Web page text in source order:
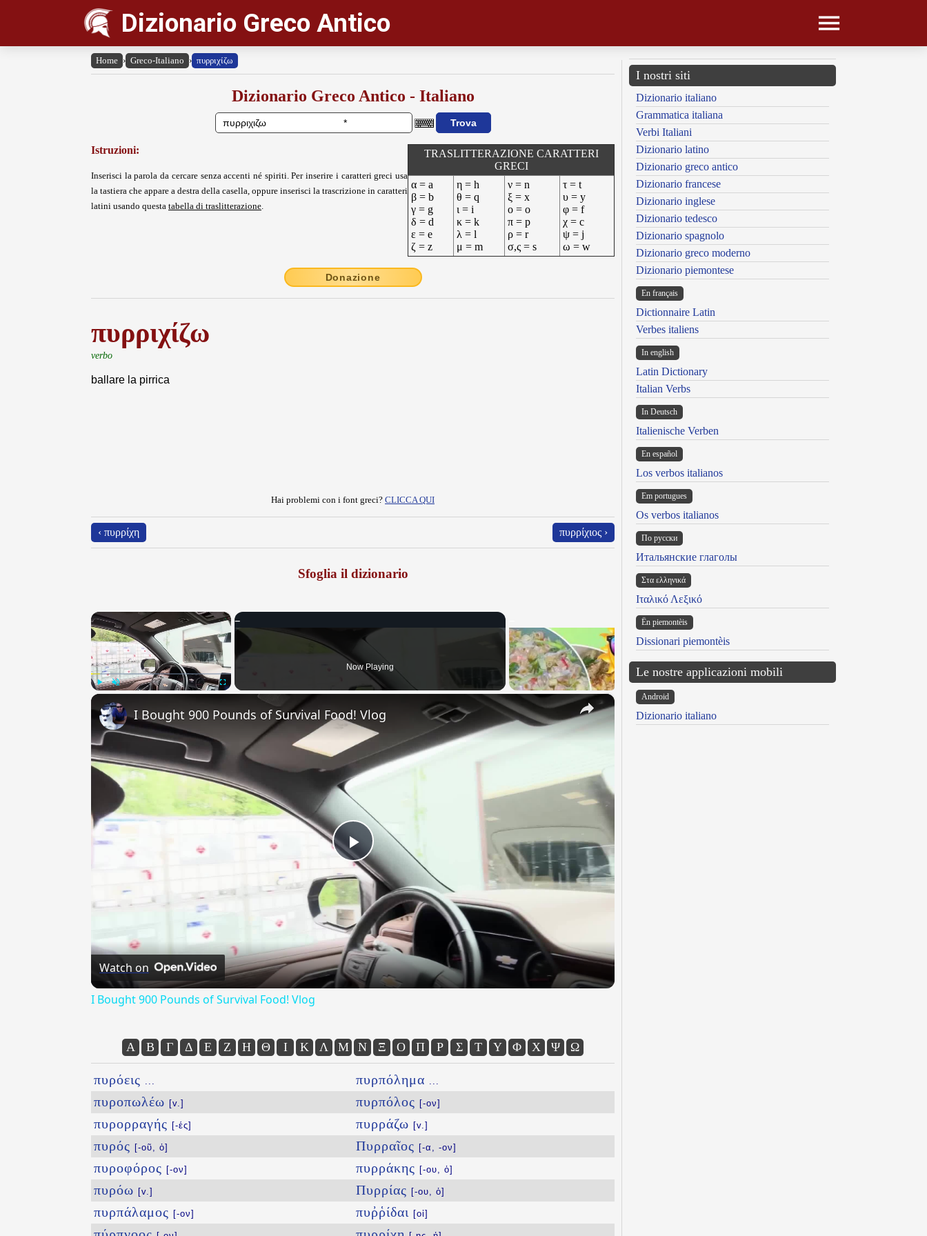
Dizionario Greco Antico
Home › Greco-Italiano › πυρριχίζω
Dizionario Greco Antico - Italiano
Istruzioni:
Inserisci la parola da cercare senza accenti né spiriti. Per inserire i caratteri greci usa
la tastiera che appare a destra della casella, oppure inserisci la trascrizione in caratteri
latini usando questa tabella di traslitterazione.
TRASLITTERAZIONE CARATTERI
GRECI
α = a
β = b
γ = g
δ = d
ε = e
ζ = z
η = h
θ = q
ι = i
κ = k
λ = l
μ = m
ν = n
ξ = x
ο = o
π = p
ρ = r
σ,ς = s
τ = t
υ = y
φ = f
χ = c
ψ = j
ω = w
Donazione
πυρριχίζω
verbo
ballare la pirrica
Hai problemi con i font greci? CLICCA QUI
‹ πυρρίχη πυρρίχιος ›
Sfoglia il dizionario
×
Now Playing
×
Play
Video
I Bought 900 Pounds of Survival Food! Vlog
Watch on
I Bought 900 Pounds of Survival Food! Vlog
Α Β Γ Δ Ε Ζ Η Θ Ι Κ Λ Μ Ν Ξ Ο Π Ρ Σ Τ Υ Φ Χ Ψ Ω
πυρόεις
πυροπωλέω [v.]
πυρορραγής [-ές]
πυρός [-οῦ, ὁ]
πυροφόρος [-ον]
πυρόω [v.]
πυρπάλαμος [-ον]
πυρπόλημα
πυρπόλος [-ον]
πυρράζω [v.]
Πυρραῖος [-α, -ον]
πυρράκης [-ου, ὁ]
Πυρρίας [-ου, ὁ]
πυῤῥίδαι [οἱ]
I nostri siti
Dizionario italiano
Grammatica italiana
Verbi Italiani
Dizionario latino
Dizionario greco antico
Dizionario francese
Dizionario inglese
Dizionario tedesco
Dizionario spagnolo
Dizionario greco moderno
Dizionario piemontese
En français
Dictionnaire Latin
Verbes italiens
In english
Latin Dictionary
Italian Verbs
In Deutsch
Italienische Verben
En español
Los verbos italianos
Em portugues
Os verbos italianos
По русски
Итальянские глаголы
Στα ελληνικά
Ιταλικό Λεξικό
Ën piemontèis
Dissionari piemontèis
Le nostre applicazioni mobili
Android
Dizionario italiano